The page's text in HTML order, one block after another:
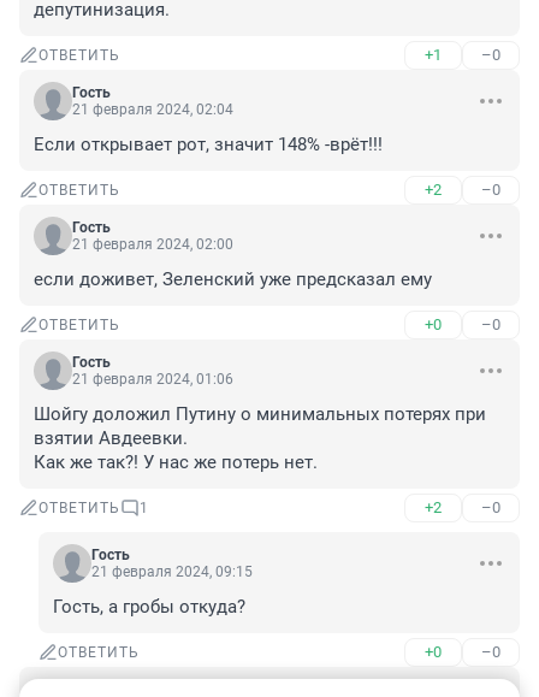
депутинизация.
ОТВЕТИТЬ +1 –0
Гость
21 февраля 2024, 02:04
Если открывает рот, значит 148% -врёт!!!
ОТВЕТИТЬ +2 –0
Гость
21 февраля 2024, 02:00
если доживет, Зеленский уже предсказал ему
ОТВЕТИТЬ +0 –0
Гость
21 февраля 2024, 01:06
Шойгу доложил Путину о минимальных потерях при
взятии Авдеевки.
Как же так?! У нас же потерь нет.
ОТВЕТИТЬ 1 +2 –0
Гость
21 февраля 2024, 09:15
Гость, а гробы откуда?
ОТВЕТИТЬ +0 –0